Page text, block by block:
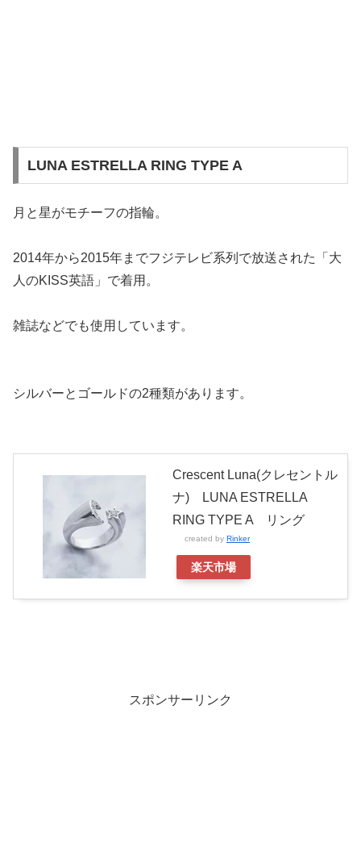
LUNA ESTRELLA RING TYPE A
月と星がモチーフの指輪。
2014年から2015年までフジテレビ系列で放送された「大
人のKISS英語」で着用。
雑誌などでも使用しています。
シルバーとゴールドの2種類があります。
Crescent Luna(クレセントル
ナ) LUNA ESTRELLA
RING TYPE A リング
created by Rinker
楽天市場
スポンサーリンク